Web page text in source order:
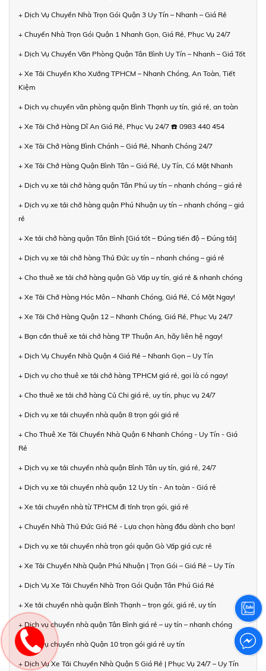
+ Dịch Vụ Chuyển Nhà Trọn Gói Quận 3 Uy Tín – Nhanh – Giá Rẻ
+ Chuyển Nhà Trọn Gói Quận 1 Nhanh Gọn, Giá Rẻ, Phục Vụ 24/7
+ Dịch Vụ Chuyển Văn Phòng Quận Tân Bình Uy Tín – Nhanh – Giá Tốt
+ Xe Tải Chuyển Kho Xưởng TPHCM – Nhanh Chóng, An Toàn, Tiết
Kiệm
+ Dịch vụ chuyển văn phòng quận Bình Thạnh uy tín, giá rẻ, an toàn
+ Xe Tải Chở Hàng Dĩ An Giá Rẻ, Phục Vụ 24/7 ☎️ 0983 440 454
+ Xe Tải Chở Hàng Bình Chánh – Giá Rẻ, Nhanh Chóng 24/7
+ Xe Tải Chở Hàng Quận Bình Tân – Giá Rẻ, Uy Tín, Có Mặt Nhanh
+ Dịch vụ xe tải chở hàng quận Tân Phú uy tín – nhanh chóng – giá rẻ
+ Dịch vụ xe tải chở hàng quận Phú Nhuận uy tín – nhanh chóng – giá
rẻ
+ Xe tải chở hàng quận Tân Bình [Giá tốt – Đúng tiến độ – Đúng tải]
+ Dịch vụ xe tải chở hàng Thủ Đức uy tín – nhanh chóng – giá rẻ
+ Cho thuê xe tải chở hàng quận Gò Vấp uy tín, giá rẻ & nhanh chóng
+ Xe Tải Chở Hàng Hóc Môn – Nhanh Chóng, Giá Rẻ, Có Mặt Ngay!
+ Xe Tải Chở Hàng Quận 12 – Nhanh Chóng, Giá Rẻ, Phục Vụ 24/7
+ Bạn cần thuê xe tải chở hàng TP Thuận An, hãy liên hệ ngay!
+ Dịch Vụ Chuyển Nhà Quận 4 Giá Rẻ – Nhanh Gọn – Uy Tín
+ Dịch vụ cho thuê xe tải chở hàng TPHCM giá rẻ, gọi là có ngay!
+ Cho thuê xe tải chở hàng Củ Chi giá rẻ, uy tín, phục vụ 24/7
+ Dịch vụ xe tải chuyển nhà quận 8 trọn gói giá rẻ
+ Cho Thuê Xe Tải Chuyển Nhà Quận 6 Nhanh Chóng - Uy Tín - Giá
Rẻ
+ Dịch vụ xe tải chuyển nhà quận Bình Tân uy tín, giá rẻ, 24/7
+ Dịch vụ xe tải chuyển nhà quận 12 Uy tín - An toàn - Giá rẻ
+ Xe tải chuyển nhà từ TPHCM đi tỉnh trọn gói, giá rẻ
+ Chuyển Nhà Thủ Đức Giá Rẻ - Lựa chọn hàng đầu dành cho bạn!
+ Dịch vụ xe tải chuyển nhà trọn gói quận Gò Vấp giá cực rẻ
+ Xe Tải Chuyển Nhà Quận Phú Nhuận | Trọn Gói – Giá Rẻ – Uy Tín
+ Dịch Vụ Xe Tải Chuyển Nhà Trọn Gói Quận Tân Phú Giá Rẻ
+ Xe tải chuyển nhà quận Bình Thạnh – trọn gói, giá rẻ, uy tín
+ Dịch vụ chuyển nhà quận Tân Bình giá rẻ – uy tín – nhanh chóng
+ Dịch vụ chuyển nhà Quận 10 trọn gói giá rẻ uy tín
+ Dịch Vụ Xe Tải Chuyển Nhà Quận 5 Giá Rẻ | Phục Vụ 24/7 – Uy Tín